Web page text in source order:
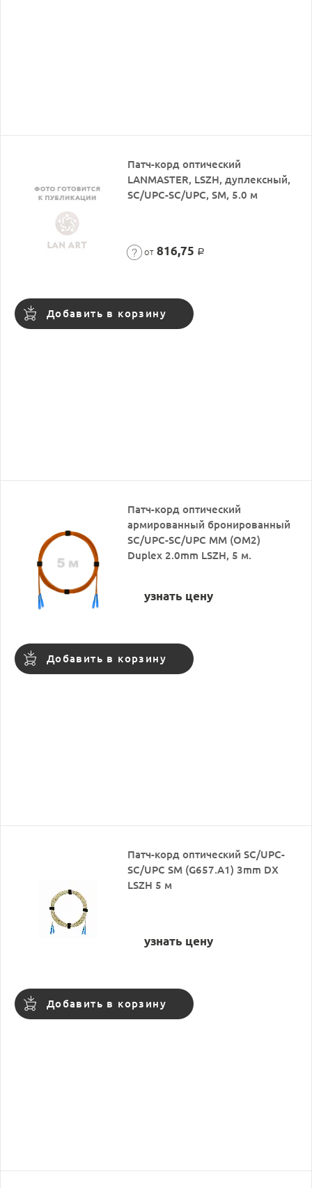
Патч-корд оптический
LANMASTER, LSZH, дуплексный,
SC/UPC-SC/UPC, SM, 5.0 м
от 816,75 Р
Добавить в корзину
Патч-корд оптический
армированный бронированный
SC/UPC-SC/UPC MM (OM2)
Duplex 2.0mm LSZH, 5 м.
узнать цену
Добавить в корзину
Патч-корд оптический SC/UPC-
SC/UPC SM (G657.A1) 3mm DX
LSZH 5 м
узнать цену
Добавить в корзину